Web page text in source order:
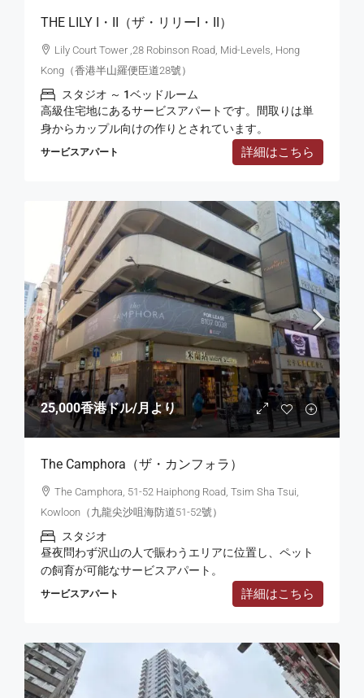
THE LILY I・II（ザ・リリーI・II）
Lily Court Tower ,28 Robinson Road, Mid-Levels, Hong
Kong（香港半山羅便臣道28號）
スタジオ ～ 1ベッドルーム
高級住宅地にあるサービスアパートです。間取りは単
身からカップル向けの作りとされています。
サービスアパート 詳細はこちら
25,000香港ドル/月より
The Camphora（ザ・カンフォラ）
The Camphora, 51-52 Haiphong Road, Tsim Sha Tsui,
Kowloon（九龍尖沙咀海防道51-52號）
スタジオ
昼夜問わず沢山の人で賑わうエリアに位置し、ペット
の飼育が可能なサービスアパート。
サービスアパート 詳細はこちら